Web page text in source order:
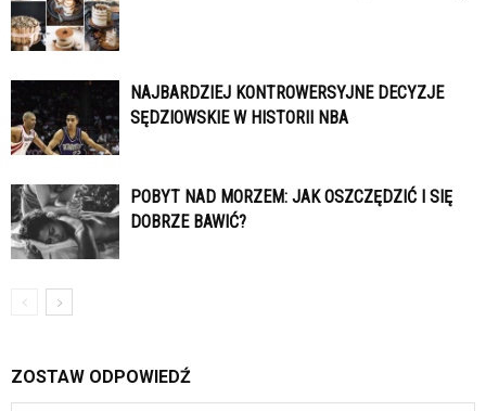
NAJBARDZIEJ KONTROWERSYJNE DECYZJE
SĘDZIOWSKIE W HISTORII NBA
POBYT NAD MORZEM: JAK OSZCZĘDZIĆ I SIĘ
DOBRZE BAWIĆ?
ZOSTAW ODPOWIEDŹ